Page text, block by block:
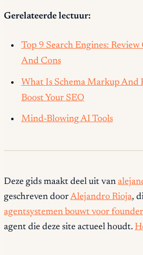
Gerelateerde lectuur:
Top 9 Search Engines:
And Cons
What Is Schema Markup And
Boost Your SEO
Mind-Blowing AI Tools
Deze gids maakt deel uit van
geschreven doorAlejandro Rioja,
agentsystemen bouwt voor
agent die deze site actueel houdt.